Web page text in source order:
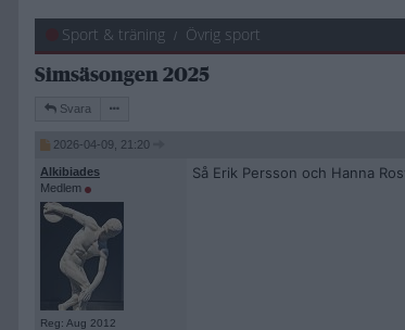
Sport & träning Övrig sport
Simsäsongen 2025
Svara
2026-04-09, 21:20
Alkibiades
Medlem
Reg: Aug 2012
Så Erik Persson och Hanna